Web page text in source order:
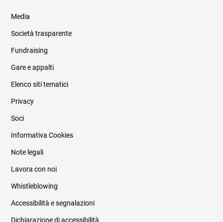
Informazioni legali e trasparenza
Media
Società trasparente
Fundraising
Gare e appalti
Elenco siti tematici
Privacy
Soci
Informativa Cookies
Note legali
Lavora con noi
Whistleblowing
Accessibilità e segnalazioni
Dichiarazione di accessibilità